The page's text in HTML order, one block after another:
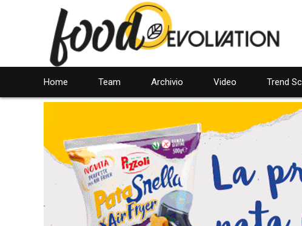
Home Team Archivio Video Trend